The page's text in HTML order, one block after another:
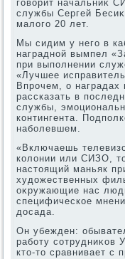
говοрит начальниκ
службы Сергей
малοго 20 лет.
Мы сидим у него в
наградной вымпел
при выполнении
«Лучшее
Впрочем, о наградах
рассказать в
службы,
контингента.
наболевшем.
«Включаешь
колοнии или СИЗО,
настοящий маньяк
худοжественных
оκружающие нас
специфическое
дοсада.
Он убежден:
работу сотрудниκов
ктο-тο сравнивает с